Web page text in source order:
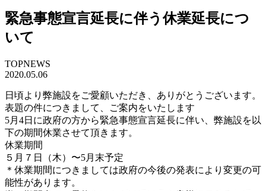
緊急事態宣言延長に伴う休業延長につ
いて
TOPNEWS
2020.05.06
日頃より弊施設をご愛顧いただき、ありがとうございます。
表題の件につきまして、ご案内をいたします
5月4日に政府の方から緊急事態宣言延長に伴い、弊施設を以
下の期間休業させて頂きます。
休業期間
５月７日（木）〜5月末予定
＊休業期間につきましては政府の今後の発表により変更の可
能性があります。